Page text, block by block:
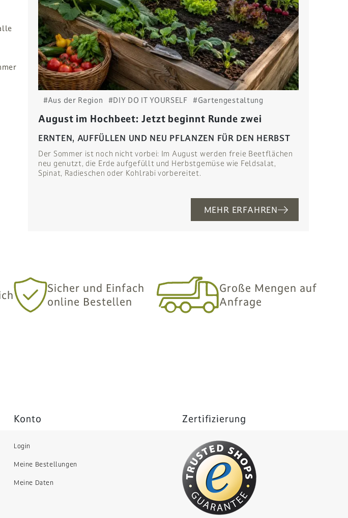
#Aus der Region #DIY DO IT YOURSELF #Gartengestaltung
August im Hochbeet: Jetzt beginnt Runde zwei
ERNTEN, AUFFÜLLEN UND NEU PFLANZEN FÜR DEN HERBST
Der Sommer ist noch nicht vorbei: Im August werden freie Beetflächen
neu genutzt, die Erde aufgefüllt und Herbstgemüse wie Feldsalat,
Spinat, Radieschen oder Kohlrabi vorbereitet.
MEHR ERFAHREN
Sicher und Einfach
online Bestellen
Große Mengen auf
Anfrage
Konto Zertifizierung
Login
Meine Bestellungen
Meine Daten